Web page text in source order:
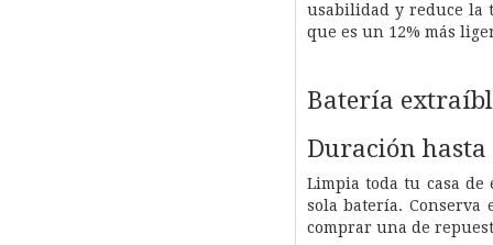
usabilidad y reduce la
que es un 12% más
Batería
Duración
Limpia toda tu casa
sola batería.
comprar una de